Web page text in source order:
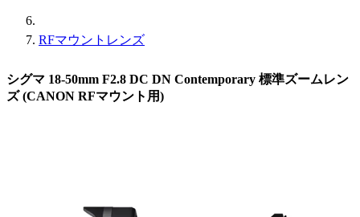
RFマウントレンズ
シグマ 18-50mm F2.8 DC DN Contemporary 標準ズームレン
ズ (CANON RFマウント用)